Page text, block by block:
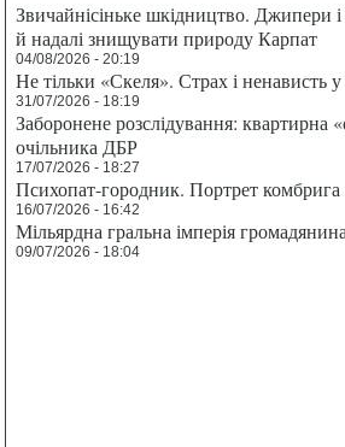
Звичайнісіньке шкідництво. Джипери
й надалі знищувати природу Карпат
04/08/2026 - 20:19
Не тільки «Скеля». Страх і
31/07/2026 - 18:19
Заборонене розслідування: квартирна
очільника ДБР
17/07/2026 - 18:27
Психопат-городник. Портрет
16/07/2026 - 16:42
Мільярдна гральна імперія
09/07/2026 - 18:04